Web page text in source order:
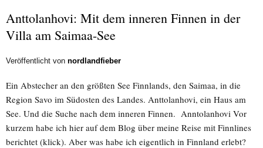
Anttolanhovi: Mit dem inneren Finnen in der
Villa am Saimaa-See
Veröffentlicht von nordlandfieber
Ein Abstecher an den größten See Finnlands, den Saimaa, in die
Region Savo im Südosten des Landes. Anttolanhovi, ein Haus am
See. Und die Suche nach dem inneren Finnen. Anntolanhovi Vor
kurzem habe ich hier auf dem Blog über meine Reise mit Finnlines
berichtet (klick). Aber was habe ich eigentlich in Finnland erlebt?